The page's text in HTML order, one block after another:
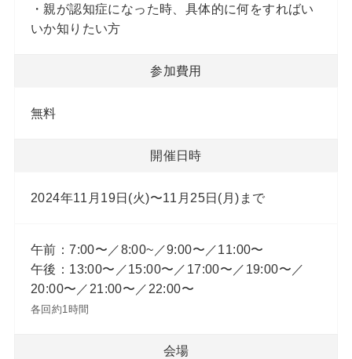
・親が認知症になった時、具体的に何をすればい
いか知りたい方
参加費用
無料
開催日時
2024年11月19日(火)〜11月25日(月)まで
午前：7:00〜／8:00~／9:00〜／11:00〜
午後：13:00〜／15:00〜／17:00〜／19:00〜／
20:00〜／21:00〜／22:00〜
各回約1時間
会場